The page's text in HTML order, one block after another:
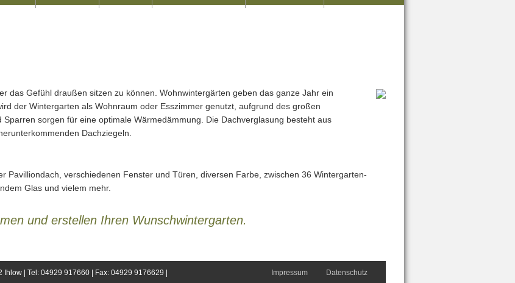
das Gefühl draußen sitzen zu können. Wohnwintergärten geben das ganze Jahr ein
der Wintergarten als Wohnraum oder Esszimmer genutzt, aufgrund des großen
sorgen für eine optimale Wärmedämmung. Die Dachverglasung besteht aus
Dachziegeln.
Pavilliondach, verschiedenen Fenster und Türen, diversen Farbe, zwischen 36 Wintergarten-
Glas und vielem mehr.
und erstellen Ihren Wunschwintergarten.
Ihlow | Tel: 04929 917660 | Fax: 04929 9176629 Datenschutz
Impressum